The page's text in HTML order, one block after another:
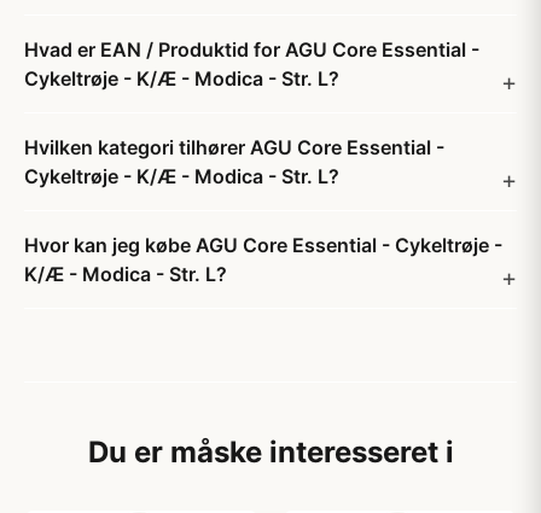
Hvad er EAN / Produktid for AGU Core Essential -
Cykeltrøje - K/Æ - Modica - Str. L?
Hvilken kategori tilhører AGU Core Essential -
Cykeltrøje - K/Æ - Modica - Str. L?
Hvor kan jeg købe AGU Core Essential - Cykeltrøje -
K/Æ - Modica - Str. L?
Du er måske interesseret i